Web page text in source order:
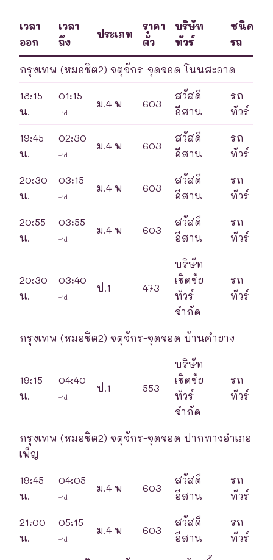
เวลา
ออก
เวลา
ถึง
ประเภท
ราคา
ตั๋ว
บริษัท
ทัวร์
ชนิด
รถ
กรุงเทพ (หมอชิต2) จตุจักร-จุดจอด โนนสะอาด
18:15
น.
01:15
+1d
ม.4 พ 603
สวัสดี
อีสาน
รถ
ทัวร์
19:45
น.
02:30
+1d
ม.4 พ 603
สวัสดี
อีสาน
รถ
ทัวร์
20:30
น.
03:15
+1d
ม.4 พ 603
สวัสดี
อีสาน
รถ
ทัวร์
20:55
น.
03:55
+1d
ม.4 พ 603
สวัสดี
อีสาน
รถ
ทัวร์
20:30
น.
03:40
+1d
ป.1 473
บริษัท
เชิดชัย
ทัวร์
จำกัด
รถ
ทัวร์
กรุงเทพ (หมอชิต2) จตุจักร-จุดจอด บ้านคำยาง
19:15
น.
04:40
+1d
ป.1 553
บริษัท
เชิดชัย
ทัวร์
จำกัด
รถ
ทัวร์
กรุงเทพ (หมอชิต2) จตุจักร-จุดจอด ปากทางอำเภอ
เพ็ญ
19:45
น.
04:05
+1d
ม.4 พ 603
สวัสดี
อีสาน
รถ
ทัวร์
21:00
น.
05:15
+1d
ม.4 พ 603
สวัสดี
อีสาน
รถ
ทัวร์